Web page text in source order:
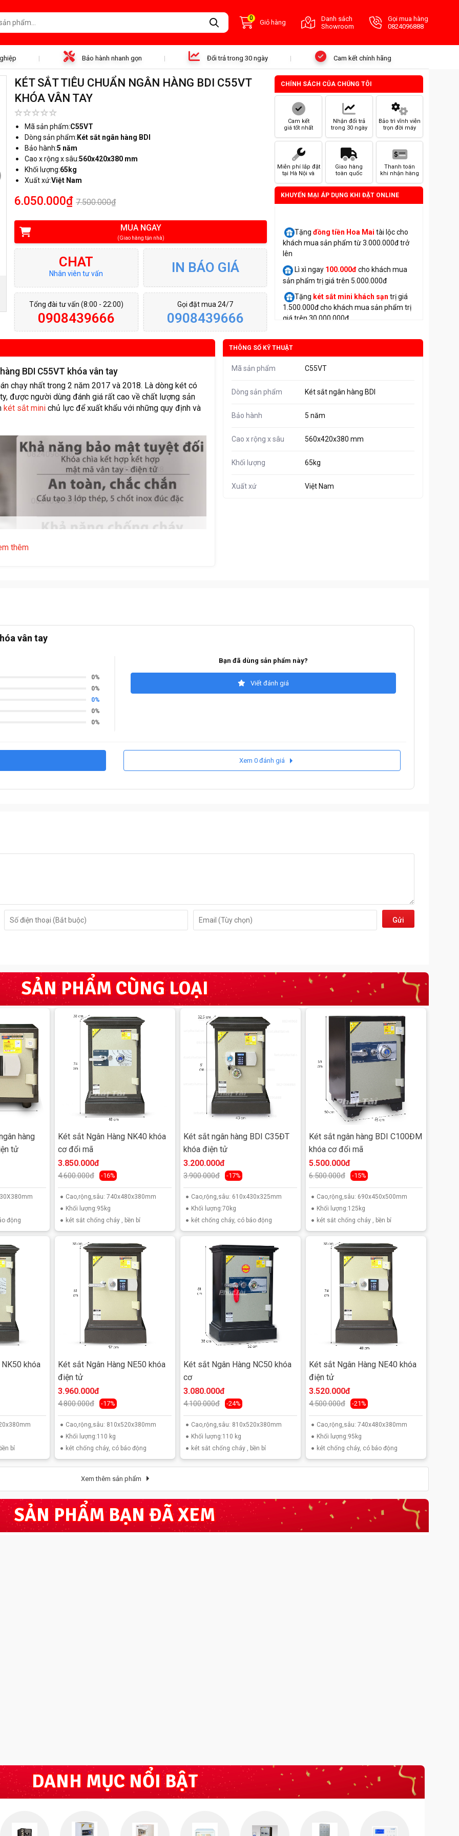
0
Giỏ hàng
Danh sách
Showroom
Gọi mua hàng
0824096888
Bảo hành nhanh gọn Đổi trả trong 30 ngày Cam kết chính hãng
KÉT SẮT TIÊU CHUẨN NGÂN HÀNG BDI C55VT
KHÓA VÂN TAY
Mã sản phẩm:C55VT
Dòng sản phẩm: Két sắt ngân hàng BDI
Bảo hành:5 năm
Cao x rộng x sâu:560x420x380 mm
Khối lượng:65kg
Xuất xứ:Việt Nam
6.050.000₫ 7.500.000₫
MUA NGAY
(Giao hàng tận nhà)
CHAT
Nhân viên tư vấn IN BÁO GIÁ
Tổng đài tư vấn (8:00 - 22:00)
0908439666
Gọi đặt mua 24/7
0908439666
CHÍNH SÁCH CỦA CHÚNG TÔI
Cam kết
giá tốt nhất
Nhận đổi trả
trong 30 ngày
Bảo trì vĩnh viễn
trọn đời máy
Miễn phí lắp đặt
tại Hà Nội và
Giao hàng
toàn quốc
Thanh toán
khi nhận hàng
KHUYẾN MẠI ÁP DỤNG KHI ĐẶT ONLINE
Tặngđồng tiền Hoa Mai tài lộc cho
khách mua sản phẩm từ 3.000.000đ trở
lên
Lì xì ngay 100.000đcho khách mua
sản phẩm trị giá trên 5.000.000đ
Tặng két sắt mini khách sạn trị giá
1.500.000đ cho khách mua sản phẩm trị
giá trên 30.000.000đ
BDI C55VT khóa vân tay
chạy nhất trong 2 năm 2017 và 2018. Là dòng két có
được người dùng đánh giá rất cao về chất lượng sản
két sắt minichủ lực để xuất khẩu với những quy định và
chịu được nhiệt độ tới 1200°C trong vòng 120 phút.
Quốc tế:
cấp được nhập khẩu, ở giữa 2 lớp thép siêu cường
xục bọt khí giúp két có khả năng chống cháy tốt hơn
khả năng an toàn bảo mật tốt đặc biệt có độ bền cực
két rộng rãi chia làm 3 ngăn trong đó có 1 ngăn kéo
người dùng có nhiều lựa chọn để đồ
kiểm định rõ ràng với ngưỡng nhiệt 1200 độ C trong
chịu lực từ bên ngoài nhờ vào 2 lớp thép siêu cường
hơn bê tông
thêm
THÔNG SỐ KỸ THUẬT
Mã sản phẩm C55VT
Dòng sản phẩm Két sắt ngân hàng BDI
Bảo hành 5 năm
Cao x rộng x sâu 560x420x380 mm
Khối lượng 65kg
Xuất xứ Việt Nam
vân tay
0%
0%
0%
0%
0%
Bạn đã dùng sản phẩm này?
Viết đánh giá
Xem 0 đánh giá
Gửi
SẢN PHẨM CÙNG LOẠI
hàng
tử
động
Két sắt Ngân Hàng NK40 khóa
cơ đổi mã
3.850.000đ
4.600.000đ -16%
Cao,rộng,sâu: 740x480x380mm
Khối lượng:95kg
két sắt chống cháy , bền bỉ
Két sắt ngân hàng BDI C35ĐT
khóa điện tử
3.200.000đ
3.900.000đ -17%
Cao,rộng,sâu: 610x430x325mm
Khối lượng:70kg
két chống cháy, có báo động
Két sắt ngân hàng BDI C100ĐM
khóa cơ đổi mã
5.500.000đ
6.500.000đ -15%
Cao,rộng,sâu: 690x450x500mm
Khối lượng:125kg
két sắt chống cháy , bền bỉ
khóa
bỉ
Két sắt Ngân Hàng NE50 khóa
điện tử
3.960.000đ
4.800.000đ -17%
Cao,rộng,sâu: 810x520x380mm
Khối lượng:110 kg
két chống cháy, có báo động
Két sắt Ngân Hàng NC50 khóa
cơ
3.080.000đ
4.100.000đ -24%
Cao,rộng,sâu: 810x520x380mm
Khối lượng:110 kg
két sắt chống cháy , bền bỉ
Két sắt Ngân Hàng NE40 khóa
điện tử
3.520.000đ
4.500.000đ -21%
Cao,rộng,sâu: 740x480x380mm
Khối lượng:95kg
két chống cháy, có báo động
Xem thêm sản phẩm
SẢN PHẨM BẠN ĐÃ XEM
DANH MỤC NỔI BẬT